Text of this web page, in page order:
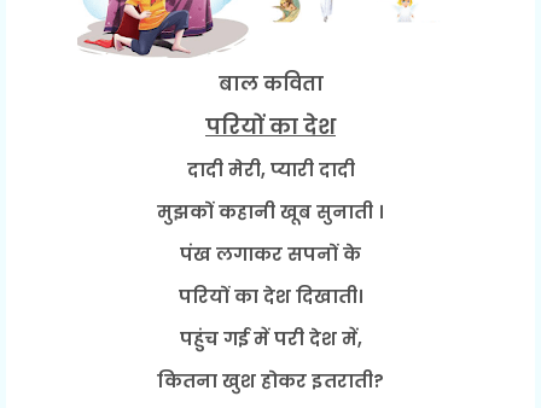
बाल कविता
परियोंकादेश
दादी मेरी, प्यारी दादी
मुझकों कहानी खूब सुनाती ।
पंख लगाकर सपनों के
परियों का देश दिखाती।
पहुंच गई में परी देश में,
कितना खुश होकर इतराती?